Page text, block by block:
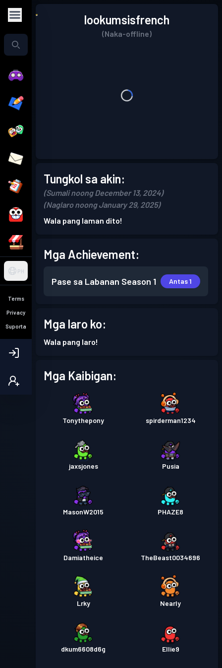
PH
Terms
Privacy
Suporta
lookumsisfrench
(Naka-offline)
Tungkol sa akin:
(Sumali noong December 13, 2024)
(Naglaro noong January 29, 2025)
Wala pang laman dito!
Mga Achievement:
Pase sa Labanan Season 1 Antas 1
Mga laro ko:
Wala pang laro!
Mga Kaibigan:
Tonythepony spirderman1234
jaxsjones Pusia
MasonW2015 PHAZE8
Damiatheice TheBeast0034696
Lrky Nearly
dkum6608d6g Ellie9